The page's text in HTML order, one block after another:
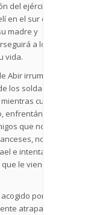
del ejército
en el sur de
madre y
a los
vida.
Abir irrumpe en
los soldados
cumplía
enfrentándose
que no ha
no deja
e intenta
le viene
por unos
atrapado